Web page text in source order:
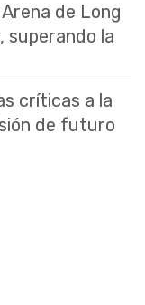
de Long
superando la
críticas a la
de futuro